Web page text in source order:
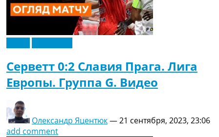
Серветт 0:2 Славия Прага. Лига
Европы. Группа G. Видео
Олександр Яцентюк—21 сентября, 2023, 23:06
add comment